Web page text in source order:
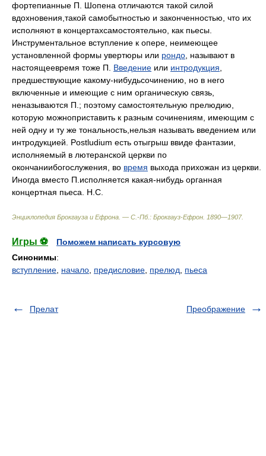
фортепианные П. Шопена отличаются такой силой
вдохновения,такой самобытностью и законченностью, что их
исполняют в концертахсамостоятельно, как пьесы.
Инструментальное вступление к опере, неимеющее
установленной формы увертюры или рондо , называют в
настоящеевремя тоже П. Введение или интродукция
предшествующие какому-нибудьсочинению, но в него
включенные и имеющие с ним органическую связь,
неназываются П.; поэтому самостоятельную прелюдию,
которую можноприставить к разным сочинениям, имеющим с
ней одну и ту же тональность,нельзя называть введением или
интродукцией. Postludium есть отыгрыш ввиде фантазии,
исполняемый в лютеранской церкви по
окончаниибогослужения, во время выхода прихожан из церкви.
Иногда вместо П.исполняется какая-нибудь органная
концертная пьеса. Н.С.
Энциклопедия Брокгауза и Ефрона. — С.-Пб.: Брокгауз-Ефрон 1890—1907.
Игры ⚽
Поможем написать курсовую
Синонимы:
вступление начало предисловие прелюд пьеса
Прелат Преображение